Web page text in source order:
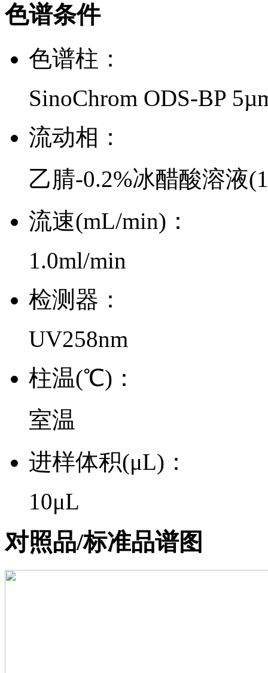
色谱条件
色谱柱：
SinoChrom ODS-BP
流动相：
乙腈-0.2%冰醋酸溶液
流速(mL/min)：
1.0ml/min
检测器：
UV258nm
柱温(℃)：
室温
进样体积(μL)：
10μL
对照品/标准品谱图